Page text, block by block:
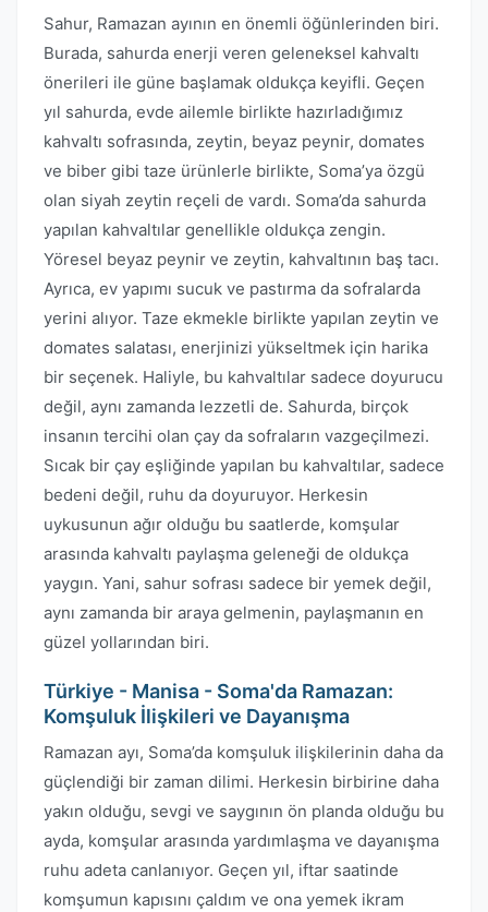
Sahur, Ramazan ayının en önemli öğünlerinden biri.
Burada, sahurda enerji veren geleneksel kahvaltı
önerileri ile güne başlamak oldukça keyifli. Geçen
yıl sahurda, evde ailemle birlikte hazırladığımız
kahvaltı sofrasında, zeytin, beyaz peynir, domates
ve biber gibi taze ürünlerle birlikte, Soma’ya özgü
olan siyah zeytin reçeli de vardı. Soma’da sahurda
yapılan kahvaltılar genellikle oldukça zengin.
Yöresel beyaz peynir ve zeytin, kahvaltının baş tacı.
Ayrıca, ev yapımı sucuk ve pastırma da sofralarda
yerini alıyor. Taze ekmekle birlikte yapılan zeytin ve
domates salatası, enerjinizi yükseltmek için harika
bir seçenek. Haliyle, bu kahvaltılar sadece doyurucu
değil, aynı zamanda lezzetli de. Sahurda, birçok
insanın tercihi olan çay da sofraların vazgeçilmezi.
Sıcak bir çay eşliğinde yapılan bu kahvaltılar, sadece
bedeni değil, ruhu da doyuruyor. Herkesin
uykusunun ağır olduğu bu saatlerde, komşular
arasında kahvaltı paylaşma geleneği de oldukça
yaygın. Yani, sahur sofrası sadece bir yemek değil,
aynı zamanda bir araya gelmenin, paylaşmanın en
güzel yollarından biri.
Türkiye - Manisa - Soma'da Ramazan:
Komşuluk İlişkileri ve Dayanışma
Ramazan ayı, Soma’da komşuluk ilişkilerinin daha da
güçlendiği bir zaman dilimi. Herkesin birbirine daha
yakın olduğu, sevgi ve saygının ön planda olduğu bu
ayda, komşular arasında yardımlaşma ve dayanışma
ruhu adeta canlanıyor. Geçen yıl, iftar saatinde
komşumun kapısını çaldım ve ona yemek ikram